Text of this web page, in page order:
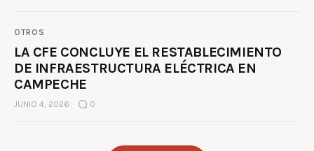
OTROS
LA CFE CONCLUYE EL RESTABLECIMIENTO
DE INFRAESTRUCTURA ELÉCTRICA EN
CAMPECHE
JUNIO 4, 2026 0